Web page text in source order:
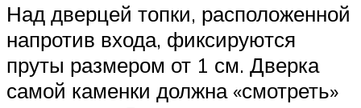
Над дверцей топки, расположенной
напротив входа, фиксируются
пруты размером от 1 см. Дверка
самой каменки должна «смотреть»